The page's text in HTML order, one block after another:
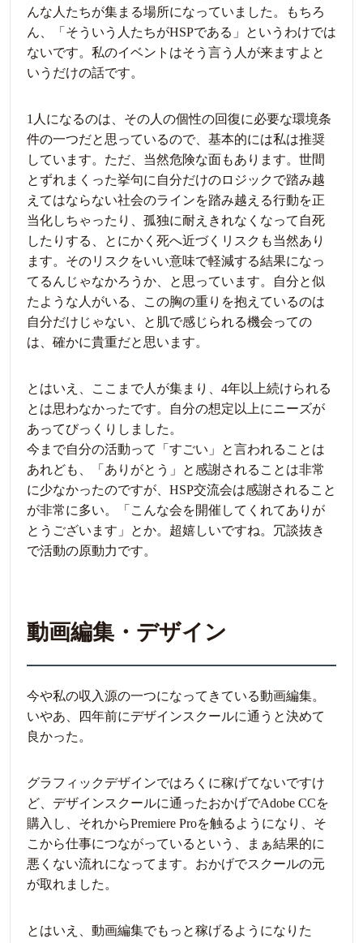
んな人たちが集まる場所になっていました。もちろ
ん、「そういう人たちがHSPである」というわけでは
ないです。私のイベントはそう言う人が来ますよと
いうだけの話です。
1人になるのは、その人の個性の回復に必要な環境条
件の一つだと思っているので、基本的には私は推奨
しています。ただ、当然危険な面もあります。世間
とずれまくった挙句に自分だけのロジックで踏み越
えてはならない社会のラインを踏み越える行動を正
当化しちゃったり、孤独に耐えきれなくなって自死
したりする、とにかく死へ近づくリスクも当然あり
ます。そのリスクをいい意味で軽減する結果になっ
てるんじゃなかろうか、と思っています。自分と似
たような人がいる、この胸の重りを抱えているのは
自分だけじゃない、と肌で感じられる機会っての
は、確かに貴重だと思います。
とはいえ、ここまで人が集まり、4年以上続けられる
とは思わなかったです。自分の想定以上にニーズが
あってびっくりしました。
今まで自分の活動って「すごい」と言われることは
あれども、「ありがとう」と感謝されることは非常
に少なかったのですが、HSP交流会は感謝されること
が非常に多い。「こんな会を開催してくれてありが
とうございます」とか。超嬉しいですね。冗談抜き
で活動の原動力です。
動画編集・デザイン
今や私の収入源の一つになってきている動画編集。
いやあ、四年前にデザインスクールに通うと決めて
良かった。
グラフィックデザインではろくに稼げてないですけ
ど、デザインスクールに通ったおかげでAdobe CCを
購入し、それからPremiere Proを触るようになり、そ
こから仕事につながっているという、まぁ結果的に
悪くない流れになってます。おかげでスクールの元
が取れました。
とはいえ、動画編集でもっと稼げるようになりた